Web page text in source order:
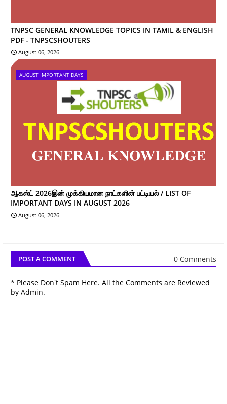
TNPSC GENERAL KNOWLEDGE TOPICS IN TAMIL & ENGLISH
PDF - TNPSCSHOUTERS
August 06, 2026
AUGUST IMPORTANT DAYS
ஆகஸ்ட் 2026இன் முக்கியமான நாட்களின் பட்டியல் / LIST OF
IMPORTANT DAYS IN AUGUST 2026
August 06, 2026
POST A COMMENT 0 Comments
* Please Don't Spam Here. All the Comments are Reviewed
by Admin.